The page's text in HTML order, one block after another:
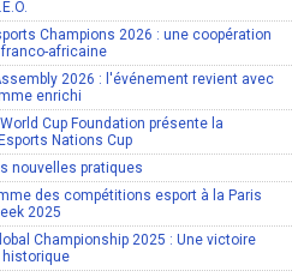
Champions 2026 : une coopération
africaine
2026 : l'événement revient avec
enrichi
Cup Foundation présente la
Nations Cup
nouvelles pratiques
des compétitions esport à la Paris
2025
Championship 2025 : Une victoire